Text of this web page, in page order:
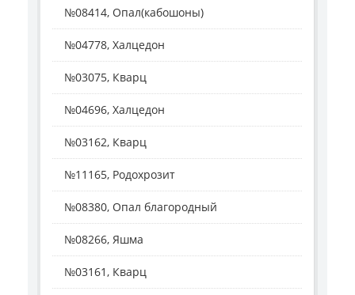
№08414, Опал(кабошоны)
№04778, Халцедон
№03075, Кварц
№04696, Халцедон
№03162, Кварц
№11165, Родохрозит
№08380, Опал благородный
№08266, Яшма
№03161, Кварц